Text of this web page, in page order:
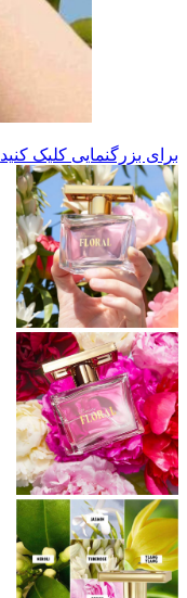
برای بزرگنمایی کلیک کنید